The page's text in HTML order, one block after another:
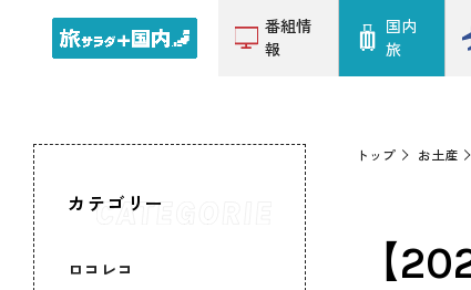
番組情
報
国内
旅
カテゴリー
ロコレコ
トップ お土産
【